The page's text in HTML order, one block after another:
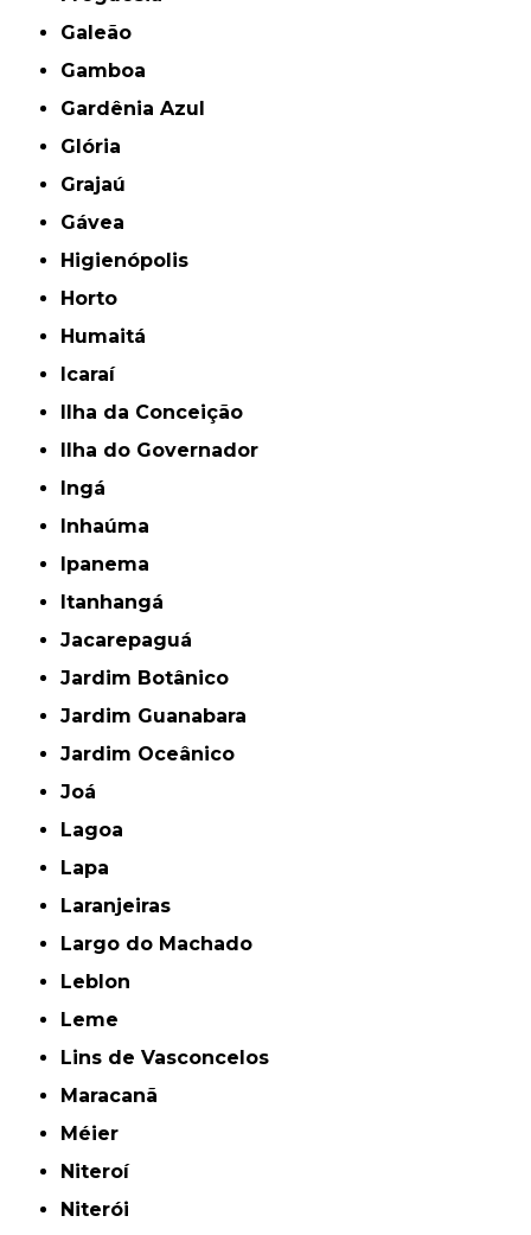
Galeão
Gamboa
Gardênia Azul
Glória
Grajaú
Gávea
Higienópolis
Horto
Humaitá
Icaraí
Ilha da Conceição
Ilha do Governador
Ingá
Inhaúma
Ipanema
Itanhangá
Jacarepaguá
Jardim Botânico
Jardim Guanabara
Jardim Oceânico
Joá
Lagoa
Lapa
Laranjeiras
Largo do Machado
Leblon
Leme
Lins de Vasconcelos
Maracanã
Méier
Niteroí
Niterói